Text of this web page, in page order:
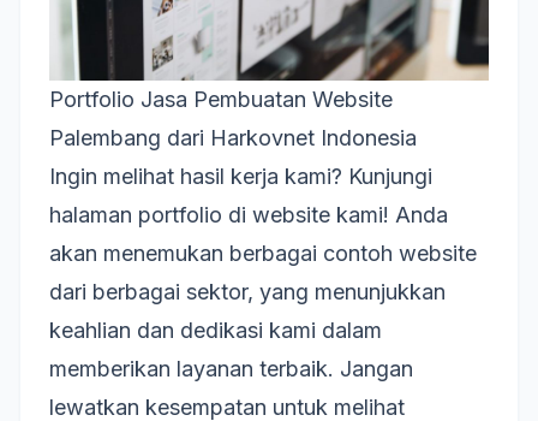
Portfolio Jasa Pembuatan Website
Palembang dari Harkovnet Indonesia
Ingin melihat hasil kerja kami? Kunjungi
halaman portfolio di website kami! Anda
akan menemukan berbagai contoh website
dari berbagai sektor, yang menunjukkan
keahlian dan dedikasi kami dalam
memberikan layanan terbaik. Jangan
lewatkan kesempatan untuk melihat